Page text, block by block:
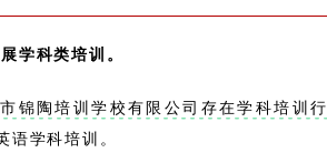
学科类培训。
锦陶培训学校有限公司存在学科培训行
学科培训。